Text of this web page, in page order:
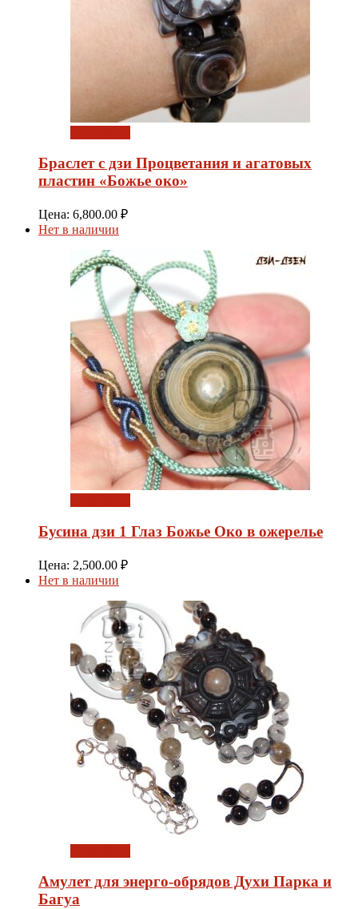
Браслет с дзи Процветания и агатовых
пластин «Божье око»
Цена: 6,800.00 ₽
Нет в наличии
Бусина дзи 1 Глаз Божье Око в ожерелье
Цена: 2,500.00 ₽
Нет в наличии
Амулет для энерго-обрядов Духи Парка и
Багуа